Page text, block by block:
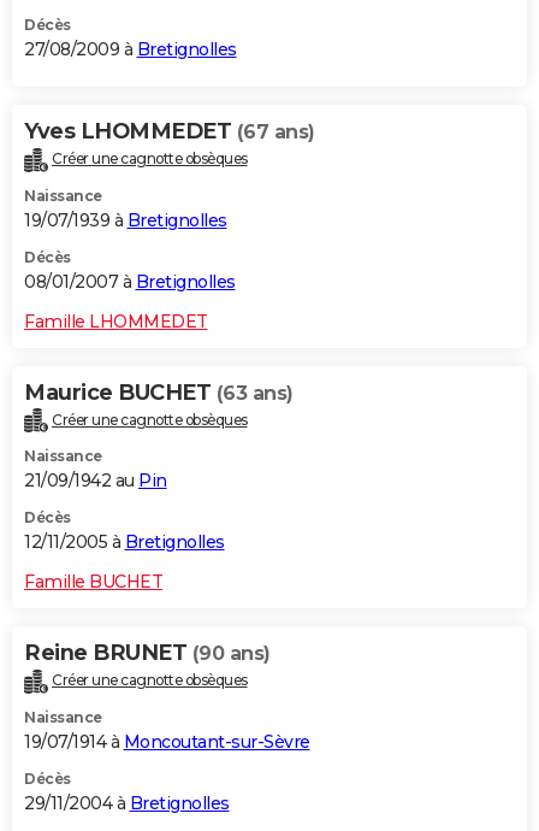
Décès
27/08/2009 à Bretignolles
Yves LHOMMEDET (67 ans)
Créer une cagnotte obsèques
Naissance
19/07/1939 à Bretignolles
Décès
08/01/2007 à Bretignolles
Famille LHOMMEDET
Maurice BUCHET (63 ans)
Créer une cagnotte obsèques
Naissance
21/09/1942 au Pin
Décès
12/11/2005 à Bretignolles
Famille BUCHET
Reine BRUNET (90 ans)
Créer une cagnotte obsèques
Naissance
19/07/1914 à Moncoutant-sur-Sèvre
Décès
29/11/2004 à Bretignolles